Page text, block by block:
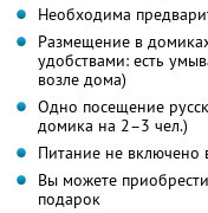
Необходима
Размещение в
удобствами: есть
возле дома)
Одно посещение
домика на 2–3 чел.)
Питание не включено
Вы можете
подарок